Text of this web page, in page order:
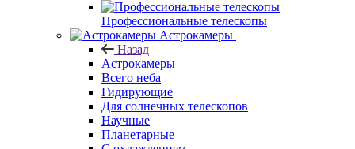
Профессиональные телескопы
Астрокамеры
Назад
Астрокамеры
Всего неба
Гидирующие
Для солнечных телескопов
Научные
Планетарные